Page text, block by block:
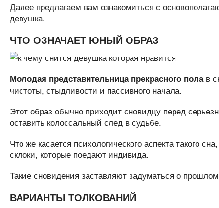
Далее предлагаем вам ознакомиться с
девушка.
ЧТО ОЗНАЧАЕТ ЮНЫЙ ОБРАЗ
Молодая представительница прекрасного полав
чистоты, стыдливости и пассивного начала.
Этот образ обычно приходит сновидцу перед
оставить колоссальный след в судьбе.
Что же касается психологического аспекта такого
склоки, которые поедают индивида.
Такие сновидения заставляют задуматься о
ВАРИАНТЫ ТОЛКОВАНИЙ